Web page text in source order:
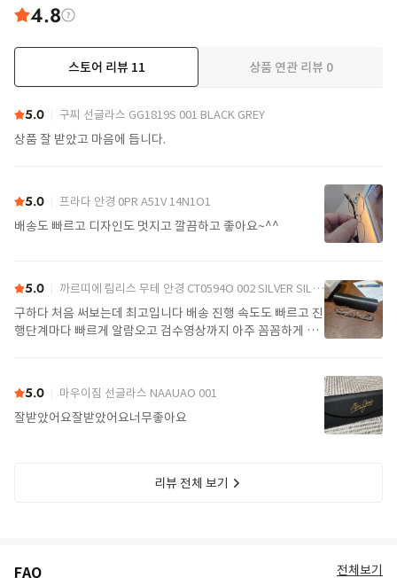
4.8
스토어 리뷰 11 상품 연관 리뷰 0
5.0 구찌 선글라스 GG1819S 001 BLACK GREY
상품 잘 받았고 마음에 듭니다.
5.0 프라다 안경 0PR A51V 14N1O1
배송도 빠르고 디자인도 멋지고 깔끔하고 좋아요~^^
5.0 까르띠에 림리스 무테 안경 CT0594O 002 SILVER SILVER TRANSPARENT
구하다 처음 써보는데 최고입니다 배송 진행 속도도 빠르고 진
행단계마다 빠르게 알람오고 검수영상까지 아주 꼼꼼하게 찍
5.0 마우이짐 선글라스 NAAUAO 001
잘받았어요잘받았어요너무좋아요
리뷰 전체 보기
FAQ 전체보기